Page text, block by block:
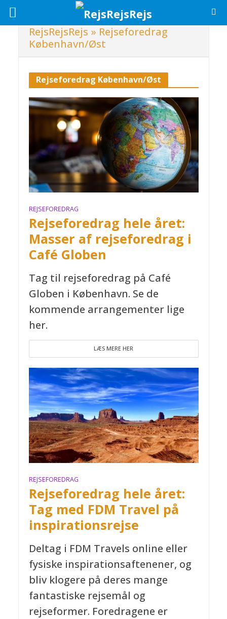
RejsRejsRejs » Rejseforedrag
København/Øst
Rejseforedrag København/Øst
REJSEFOREDRAG
Rejseforedrag hele året:
Masser af rejseforedrag i
Café Globen
Tag til rejseforedrag på Café
Globen i København. Se de
kommende arrangementer lige
her.
LÆS MERE HER
REJSEFOREDRAG
Rejseforedrag hele året:
Tag med FDM Travel på
inspirationsrejse
Deltag i FDM Travels online eller
fysiske inspirationsaftenener, og
bliv klogere på deres mange
fantastiske rejsemål og
rejseformer. Foredragene er